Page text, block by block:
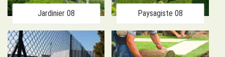
Jardinier 08 Paysagiste 08